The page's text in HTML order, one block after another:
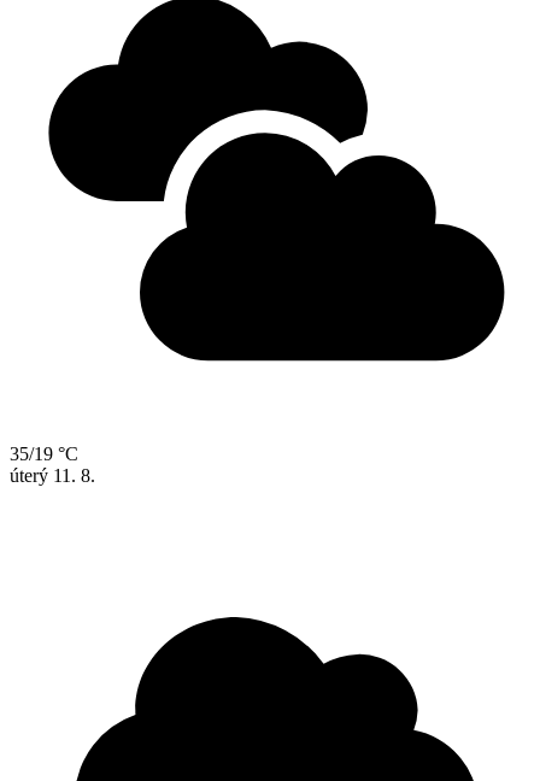
35/19 °C
úterý 11. 8.